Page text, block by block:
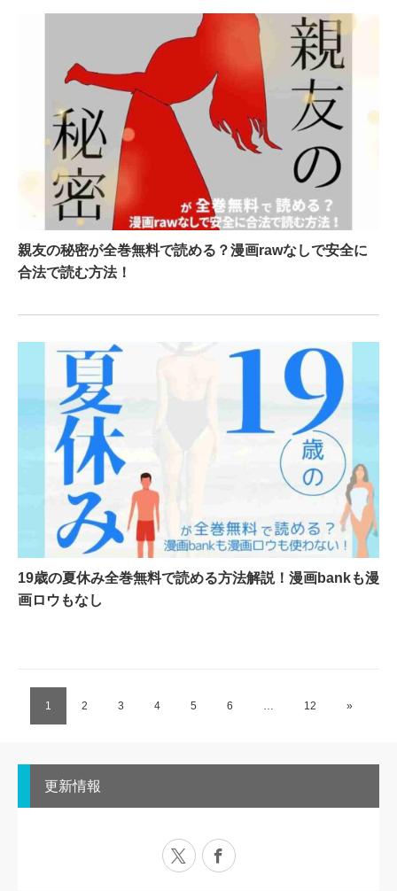
親友の秘密が全巻無料で読める？漫画rawなしで安全に
合法で読む方法！
19歳の夏休み全巻無料で読める方法解説！漫画bankも漫
画ロウもなし
1 2 3 4 5 6 … 12 »
更新情報
X Facebook